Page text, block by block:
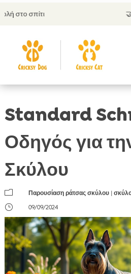
Μπορείς να
Standard
Οδηγός για
Σκύλου
m Παρουσίαση ράτσας σκύλου |
}
09/09/2024